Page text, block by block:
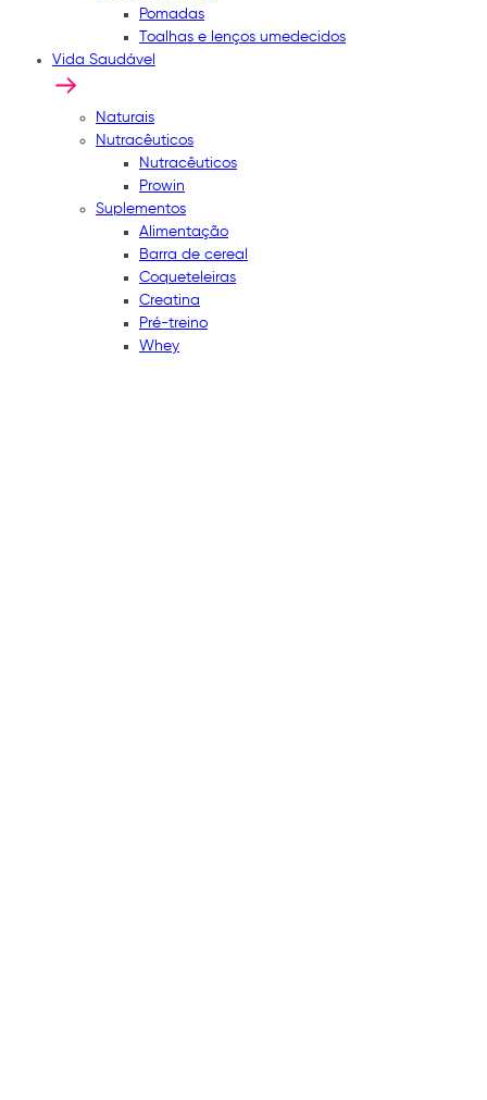
Pomadas
Toalhas e lenços umedecidos
Vida Saudável
Naturais
Nutracêuticos
Nutracêuticos
Prowin
Suplementos
Alimentação
Barra de cereal
Coqueteleiras
Creatina
Pré-treino
Whey